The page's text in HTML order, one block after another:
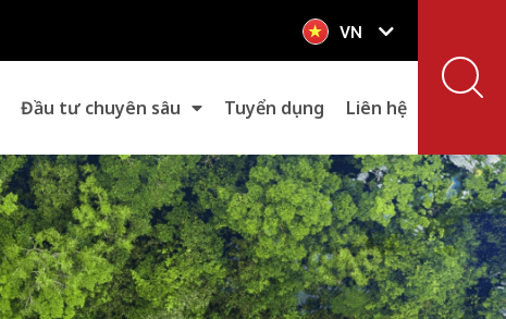
VN
EN
Đầu tư chuyên sâu Tuyển dụng Liên hệ